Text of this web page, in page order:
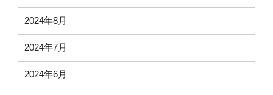
2024年8月
2024年7月
2024年6月